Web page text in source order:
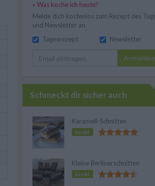
» Was koche ich heute?
Melde dich kostenlos zum Rezept des
und Newsletter an.
Tagesrezept
Newsletter
Anmelden
Schmeckt dir sicher auch
Karamell-Schnitten
Leicht
Kleine Berlinerschnitten
Leicht